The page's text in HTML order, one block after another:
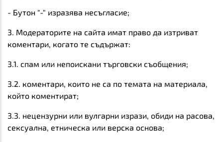
- Бутон "-" изразява несъгласие;
3. Модераторите на сайта имат право да изтриват
коментари, когато те съдържат:
3.1. спам или непоискани търговски съобщения;
3.2. коментари, които не са по темата на материала,
който коментират;
3.3. нецензурни или вулгарни изрази, обиди на расова,
сексуална, етническа или верска основа;